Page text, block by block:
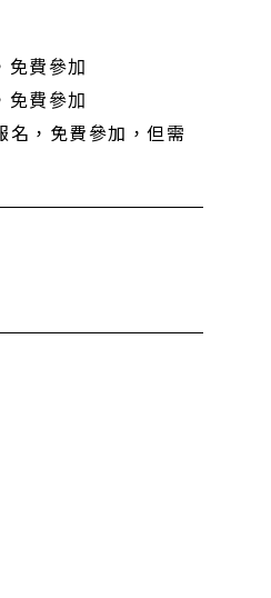
免費參加
免費參加
名，免費參加，但需